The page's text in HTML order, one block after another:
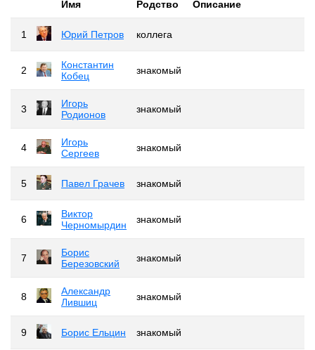
Имя Родство Описание
1 Юрий Петров коллега
2
Константин
Кобец
знакомый
3
Игорь
Родионов
знакомый
4
Игорь
Сергеев
знакомый
5 Павел Грачев знакомый
6
Виктор
Черномырдин
знакомый
7
Борис
Березовский
знакомый
8
Александр
Лившиц
знакомый
9 Борис Ельцин знакомый